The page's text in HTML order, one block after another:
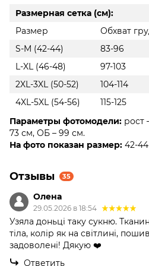
Размерная сетка (см):
Размер
Обхват
S-M (42-44)
83-96
L-XL (46-48)
97-103
2XL-3XL (50-52)
104-114
4XL-5XL (54-56)
115-125
Параметры фотомодели: рост
73 см, ОБ – 99 см.
На фото показан размер: 42-
Отзывы 35
Олена
29.05.2026 в 18:54
Узяла доньці таку сукню.
тіла, колір як на світлині,
задоволені! Дякую ❤️
Ответить